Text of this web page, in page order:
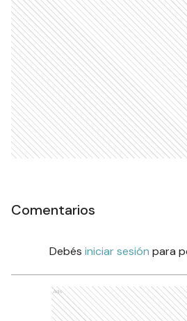
Comentarios
Debés iniciar sesión para
Ads